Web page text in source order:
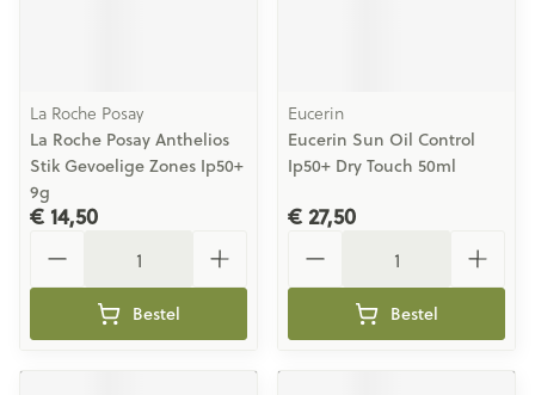
La Roche Posay
La Roche Posay Anthelios
Stik Gevoelige Zones Ip50+
9g
€ 14,50
Bestel
Eucerin
Eucerin Sun Oil Control
Ip50+ Dry Touch 50ml
€ 27,50
Bestel